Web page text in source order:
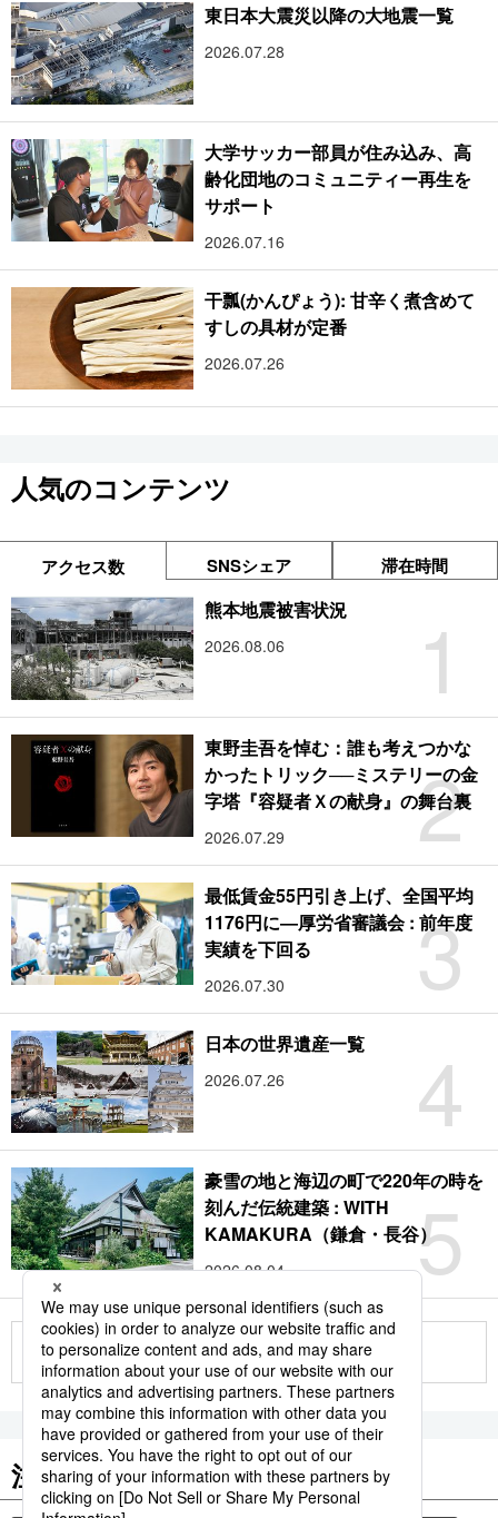
東日本大震災以降の大地震一覧
2026.07.28
大学サッカー部員が住み込み、高
齢化団地のコミュニティー再生を
サポート
2026.07.16
干瓢(かんぴょう): 甘辛く煮含めて
すしの具材が定番
2026.07.26
人気のコンテンツ
アクセス数 SNSシェア 滞在時間
1
熊本地震被害状況
2026.08.06
2
東野圭吾を悼む：誰も考えつかな
かったトリック──ミステリーの金
字塔『容疑者Ｘの献身』の舞台裏
2026.07.29
3
最低賃金55円引き上げ、全国平均
1176円に―厚労省審議会 : 前年度
実績を下回る
2026.07.30
4
日本の世界遺産一覧
2026.07.26
5
豪雪の地と海辺の町で220年の時を
刻んだ伝統建築 : WITH
KAMAKURA（鎌倉・長谷）
2026.08.04
もっと見る
注目のキーワード